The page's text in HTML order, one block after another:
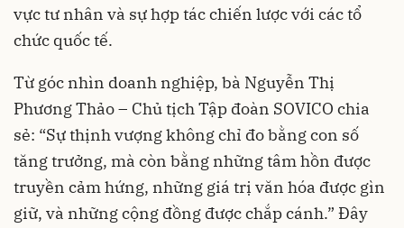
vực tư nhân và sự hợp tác chiến lược với các tổ
chức quốc tế.
Từ góc nhìn doanh nghiệp, bà Nguyễn Thị
Phương Thảo – Chủ tịch Tập đoàn SOVICO chia
sẻ: “Sự thịnh vượng không chỉ đo bằng con số
tăng trưởng, mà còn bằng những tâm hồn được
truyền cảm hứng, những giá trị văn hóa được gìn
giữ, và những cộng đồng được chắp cánh.” Đây